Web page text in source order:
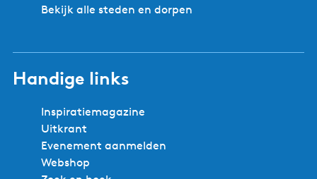
Bekijk alle steden en dorpen
Handige links
Inspiratiemagazine
Uitkrant
Evenement aanmelden
Webshop